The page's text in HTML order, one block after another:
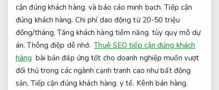
cận đúng khách hàng. và báo cáo minh bạch.Tiếp cận
đúng khách hàng. Chi phí dao động từ 20-50 triệu
đồng/tháng,Tăng khách hàng tiềm năng. tùy quy mô dự
án.Thông điệp dễ nhớ. Thuê SEO tiếp cận đúng khách
hàng bài bản đáp ứng tốt cho doanh nghiệp muốn vượt
đối thủ trong các ngành cạnh tranh cao như bất động
sản, Tiếp cận đúng khách hàng. y tế. Kênh bán hàng.